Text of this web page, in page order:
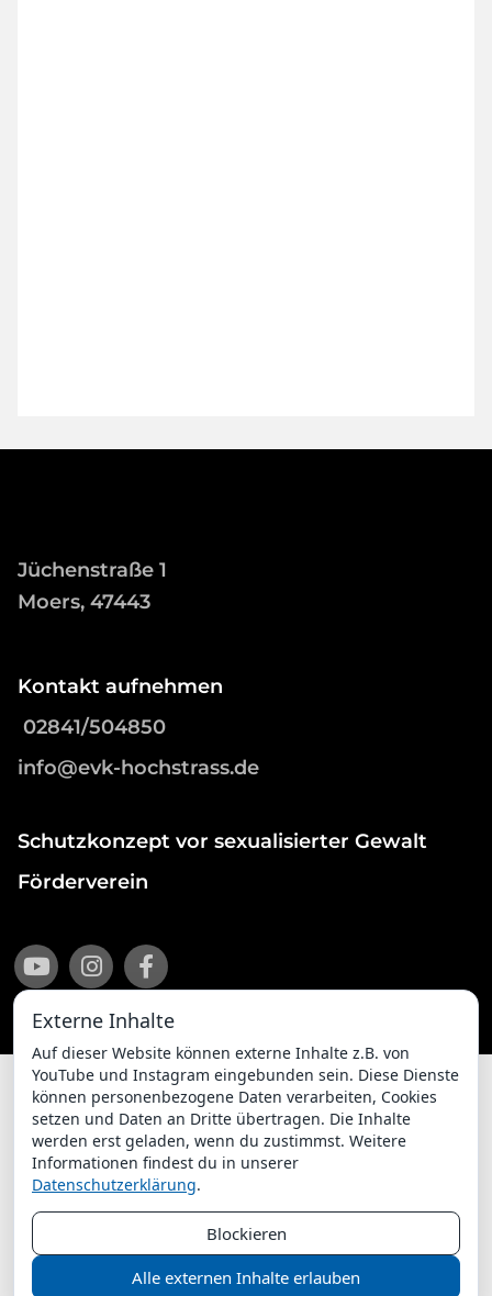
Jüchenstraße 1
Moers, 47443
Kontakt aufnehmen
02841/504850
info@evk-hochstrass.de
Schutzkonzept vor sexualisierter Gewalt
Förderverein
Impressum
Datenschutzerklärung
ChurchDesk-Login
Externe Inhalte
Auf dieser Website können externe Inhalte z.B. von
YouTube und Instagram eingebunden sein. Diese Dienste
können personenbezogene Daten verarbeiten, Cookies
setzen und Daten an Dritte übertragen. Die Inhalte
werden erst geladen, wenn du zustimmst. Weitere
Informationen findest du in unserer
Datenschutzerklärung.
Blockieren
Alle externen Inhalte erlauben